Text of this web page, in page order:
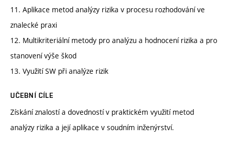
11. Aplikace metod analýzy rizika v procesu rozhodování ve
znalecké praxi
12. Multikriteriální metody pro analýzu a hodnocení rizika a pro
stanovení výše škod
13. Využití SW při analýze rizik
UČEBNÍ CÍLE
Získání znalostí a dovedností v praktickém využití metod
analýzy rizika a její aplikace v soudním inženýrství.